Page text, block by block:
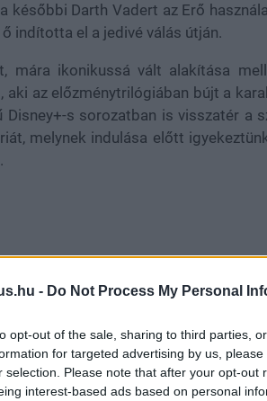
- Do Not Process My Personal
opt-out of the sale, sharing to third parties,
for targeted advertising by us,
selection. Please note that after your opt-out
interest-based ads based on personal
későbbi Darth Vadert az Erő
indította el a jedivé válás útján.
mára ikonikussá vált alakítása
aki az előzménytrilógiában bújt a
s sorozatban is visszatér a
melynek indulása előtt
háborúja címmel illetett, ma
vált, a Lucasfilm
gyártását. Ilyen volt többek
hasonlóan a Marvel
még nem igazán volt részletesen
karakterek, így mindenféle, mai